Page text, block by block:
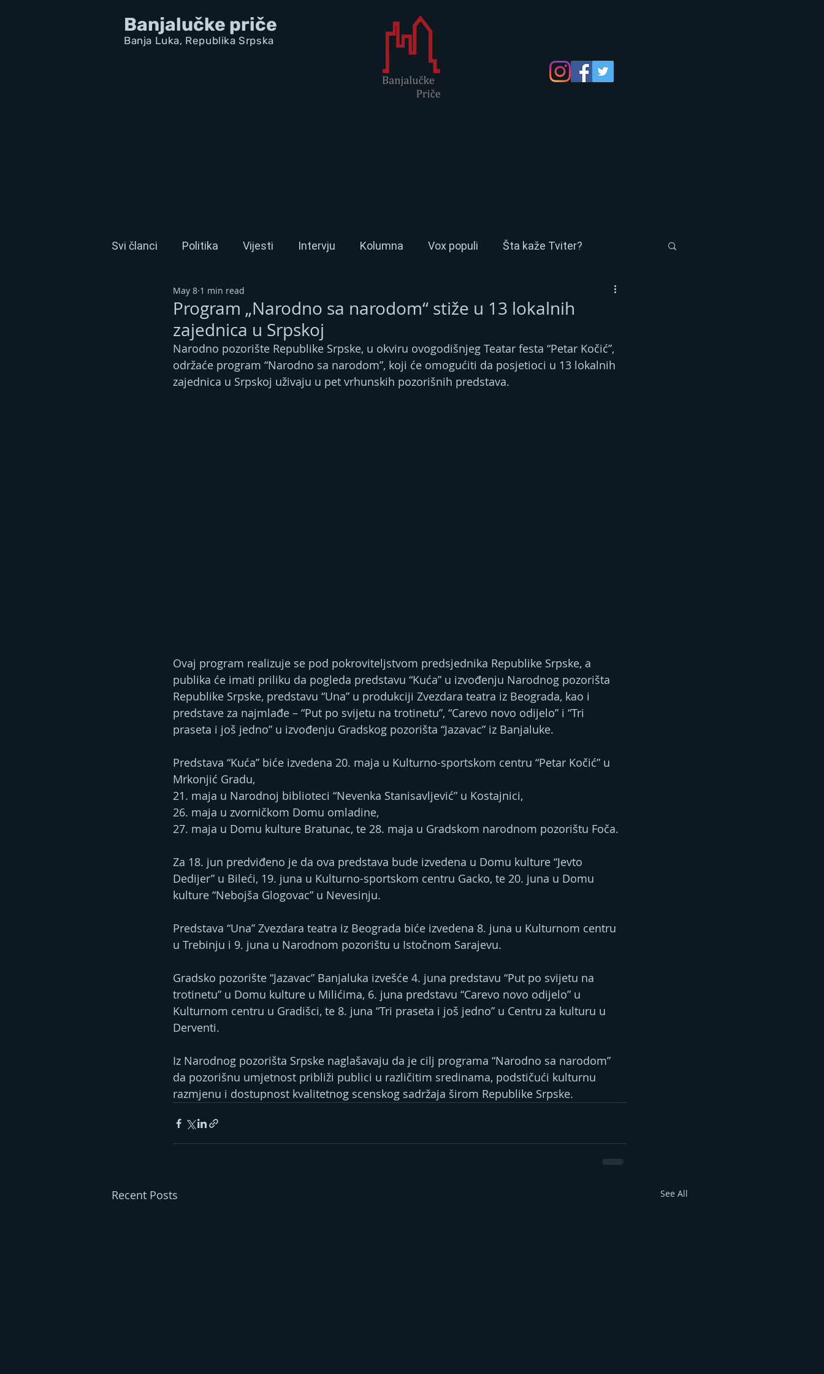
Banjalučke priče
Banja Luka, Republika Srpska
Svi članci Politika Vijesti Intervju Kolumna Vox populi Šta kaže Tviter?
Program „Narodno sa narodom“ stiže u 13 lokalnih
zajednica u Srpskoj
May 8 1 min read
Narodno pozorište Republike Srpske, u okviru ovogodišnjeg Teatar festa “Petar Kočić”,
održaće program “Narodno sa narodom”, koji će omogućiti da posjetioci u 13 lokalnih
zajednica u Srpskoj uživaju u pet vrhunskih pozorišnih predstava.
Ovaj program realizuje se pod pokroviteljstvom predsjednika Republike Srpske, a
publika će imati priliku da pogleda predstavu “Kuća” u izvođenju Narodnog pozorišta
Republike Srpske, predstavu “Una” u produkciji Zvezdara teatra iz Beograda, kao i
predstave za najmlađe – “Put po svijetu na trotinetu”, “Carevo novo odijelo” i “Tri
praseta i još jedno” u izvođenju Gradskog pozorišta “Jazavac” iz Banjaluke.
Predstava “Kuća” biće izvedena 20. maja u Kulturno-sportskom centru “Petar Kočić” u
Mrkonjić Gradu,
21. maja u Narodnoj biblioteci “Nevenka Stanisavljević” u Kostajnici,
26. maja u zvorničkom Domu omladine,
27. maja u Domu kulture Bratunac, te 28. maja u Gradskom narodnom pozorištu Foča.
Za 18. jun predviđeno je da ova predstava bude izvedena u Domu kulture “Jevto
Dedijer” u Bileći, 19. juna u Kulturno-sportskom centru Gacko, te 20. juna u Domu
kulture “Nebojša Glogovac” u Nevesinju.
Predstava “Una” Zvezdara teatra iz Beograda biće izvedena 8. juna u Kulturnom centru
u Trebinju i 9. juna u Narodnom pozorištu u Istočnom Sarajevu.
Gradsko pozorište “Jazavac” Banjaluka izvešće 4. juna predstavu “Put po svijetu na
trotinetu” u Domu kulture u Milićima, 6. juna predstavu “Carevo novo odijelo” u
Kulturnom centru u Gradišci, te 8. juna “Tri praseta i još jedno” u Centru za kulturu u
Derventi.
Iz Narodnog pozorišta Srpske naglašavaju da je cilj programa “Narodno sa narodom”
da pozorišnu umjetnost približi publici u različitim sredinama, podstičući kulturnu
razmjenu i dostupnost kvalitetnog scenskog sadržaja širom Republike Srpske.
Recent Posts See All